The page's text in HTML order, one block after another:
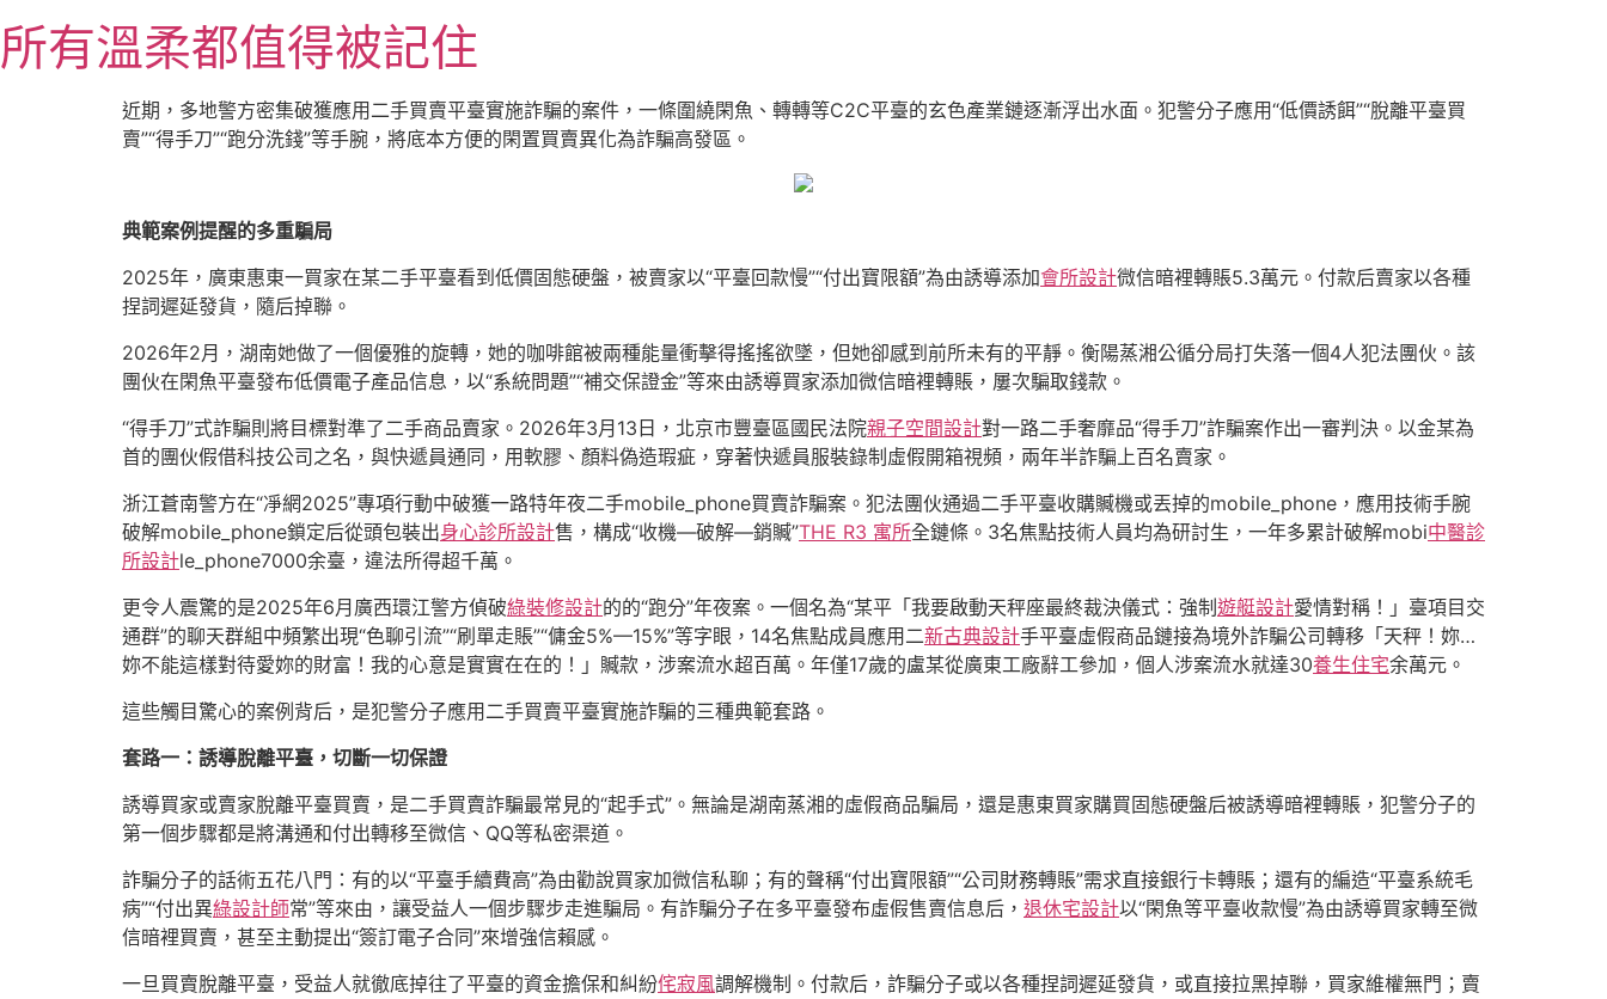
至
主所有溫柔都值得被記住
近期，多地警方密集破獲應用二手買賣平臺實施詐騙的案件，一條圍繞閑魚、轉轉等C2C平臺的玄色產業鏈逐漸浮出水面。犯警分子應用“低價誘餌”“脫離平臺買
賣”“得手刀”“跑分洗錢”等手腕，將底本方便的閑置買賣異化為詐騙高發區。
典範案例提醒的多重騙局
2025年，廣東惠東一買家在某二手平臺看到低價固態硬盤，被賣家以“平臺回款慢”“付出寶限額”為由誘導添加會所設計微信暗裡轉賬5.3萬元。付款后賣家以各種
捏詞遲延發貨，隨后掉聯。
2026年2月，湖南她做了一個優雅的旋轉，她的咖啡館被兩種能量衝擊得搖搖欲墜，但她卻感到前所未有的平靜。衡陽蒸湘公循分局打失落一個4人犯法團伙。該
團伙在閑魚平臺發布低價電子產品信息，以“系統問題”“補交保證金”等來由誘導買家添加微信暗裡轉賬，屢次騙取錢款。
“得手刀”式詐騙則將目標對準了二手商品賣家。2026年3月13日，北京市豐臺區國民法院親子空間設計對一路二手奢靡品“得手刀”詐騙案作出一審判決。以金某為
首的團伙假借科技公司之名，與快遞員通同，用軟膠、顏料偽造瑕疵，穿著快遞員服裝錄制虛假開箱視頻，兩年半詐騙上百名賣家。
浙江蒼南警方在“凈網2025”專項行動中破獲一路特年夜二手mobile_phone買賣詐騙案。犯法團伙通過二手平臺收購贓機或丟掉的mobile_phone，應用技術手腕
破解mobile_phone鎖定后從頭包裝出身心診所設計售，構成“收機—破解—銷贓”THE R3 寓所全鏈條。3名焦點技術人員均為研討生，一年多累計破解mobi中醫診
所設計le_phone7000余臺，違法所得超千萬。
更令人震驚的是2025年6月廣西環江警方偵破綠裝修設計的的“跑分”年夜案。一個名為“某平「我要啟動天秤座最終裁決儀式：強制 遊艇設計愛情對稱！」臺項目交
通群”的聊天群組中頻繁出現“色聊引流”“刷單走賬”“傭金5%—15%”等字眼，14名焦點成員應用二新古典設計手平臺虛假商品鏈接為境外詐騙公司轉移「天秤！妳…
妳不能這樣對待愛妳的財富！我的心意是實實在在的！」贓款，涉案流水超百萬。年僅17歲的盧某從廣東工廠辭工參加，個人涉案流水就達30養生住宅余萬元。
這些觸目驚心的案例背后，是犯警分子應用二手買賣平臺實施詐騙的三種典範套路。
套路一：誘導脫離平臺，切斷一切保證
誘導買家或賣家脫離平臺買賣，是二手買賣詐騙最常見的“起手式”。無論是湖南蒸湘的虛假商品騙局，還是惠東買家購買固態硬盤后被誘導暗裡轉賬，犯警分子的
第一個步驟都是將溝通和付出轉移至微信、QQ等私密渠道。
詐騙分子的話術五花八門：有的以“平臺手續費高”為由勸說買家加微信私聊；有的聲稱“付出寶限額”“公司財務轉賬”需求直接銀行卡轉賬；還有的編造“平臺系統毛
病”“付出異綠設計師常”等來由，讓受益人一個步驟步走進騙局。有詐騙分子在多平臺發布虛假售賣信息后， 退休宅設計以“閑魚等平臺收款慢”為由誘導買家轉至微
信暗裡買賣，甚至主動提出“簽訂電子合同”來增強信賴感。
一旦買賣脫離平臺，受益人就徹底掉往了平臺的資金擔保和糾紛侘寂風調解機制。付款后，詐騙分子或以各種捏詞遲延發貨，或直接拉黑掉聯，買家維權無門；賣